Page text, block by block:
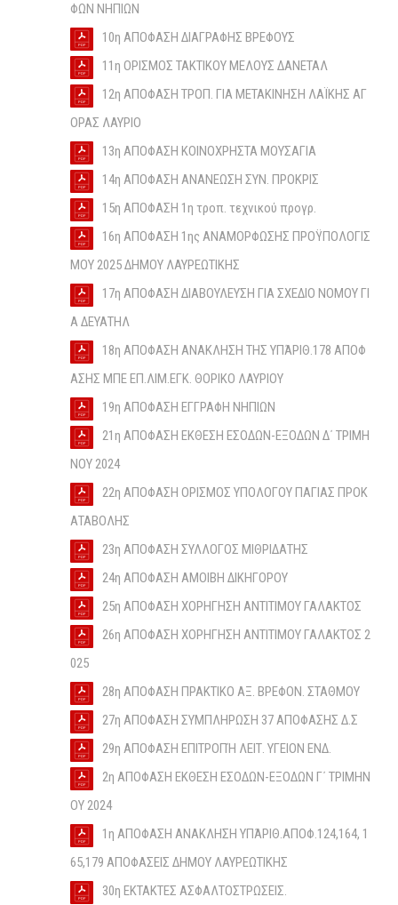
ΦΩΝ ΝΗΠΙΩΝ
10η ΑΠΟΦΑΣΗ ΔΙΑΓΡΑΦΗΣ ΒΡΕΦΟΥΣ
11η ΟΡΙΣΜΟΣ ΤΑΚΤΙΚΟΥ ΜΕΛΟΥΣ ΔΑΝΕΤΑΛ
12η ΑΠΟΦΑΣΗ ΤΡΟΠ. ΓΙΑ ΜΕΤΑΚΙΝΗΣΗ ΛΑΪΚΗΣ ΑΓ
ΟΡΑΣ ΛΑΥΡΙΟ
13η ΑΠΟΦΑΣΗ ΚΟΙΝΟΧΡΗΣΤΑ ΜΟΥΣΑΓΙΑ
14η ΑΠΟΦΑΣΗ ΑΝΑΝΕΩΣΗ ΣΥΝ. ΠΡΟΚΡΙΣ
15η ΑΠΟΦΑΣΗ 1η τροπ. τεχνικού προγρ.
16η ΑΠΟΦΑΣΗ 1ης ΑΝΑΜΟΡΦΩΣΗΣ ΠΡΟΫΠΟΛΟΓΙΣ
ΜΟΥ 2025 ΔΗΜΟΥ ΛΑΥΡΕΩΤΙΚΗΣ
17η ΑΠΟΦΑΣΗ ΔΙΑΒΟΥΛΕΥΣΗ ΓΙΑ ΣΧΕΔΙΟ ΝΟΜΟΥ ΓΙ
Α ΔΕΥΑΤΗΛ
18η ΑΠΟΦΑΣΗ ΑΝΑΚΛΗΣΗ ΤΗΣ ΥΠΆΡΙΘ.178 ΑΠΟΦ
ΑΣΗΣ ΜΠΕ ΕΠ.ΛΙΜ.ΕΓΚ. ΘΟΡΙΚΟ ΛΑΥΡΙΟΥ
19η ΑΠΟΦΑΣΗ ΕΓΓΡΑΦΗ ΝΗΠΙΩΝ
21η ΑΠΟΦΑΣΗ ΕΚΘΕΣΗ ΕΣΟΔΩΝ-ΕΞΟΔΩΝ Δ΄ ΤΡΙΜΗ
ΝΟΥ 2024
22η ΑΠΟΦΑΣΗ ΟΡΙΣΜΟΣ ΥΠΟΛΟΓΟΥ ΠΑΓΙΑΣ ΠΡΟΚ
ΑΤΑΒΟΛΗΣ
23η ΑΠΟΦΑΣΗ ΣΥΛΛΟΓΟΣ ΜΙΘΡΙΔΑΤΗΣ
24η ΑΠΟΦΑΣΗ ΑΜΟΙΒΗ ΔΙΚΗΓΟΡΟΥ
25η ΑΠΟΦΑΣΗ ΧΟΡΗΓΗΣΗ ΑΝΤΙΤΙΜΟΥ ΓΑΛΑΚΤΟΣ
26η ΑΠΟΦΑΣΗ ΧΟΡΗΓΗΣΗ ΑΝΤΙΤΙΜΟΥ ΓΑΛΑΚΤΟΣ 2
025
28η ΑΠΟΦΑΣΗ ΠΡΑΚΤΙΚΟ ΑΞ. ΒΡΕΦΟΝ. ΣΤΑΘΜΟΥ
27η ΑΠΟΦΑΣΗ ΣΥΜΠΛΗΡΩΣΗ 37 ΑΠΟΦΑΣΗΣ Δ.Σ
29η ΑΠΟΦΑΣΗ ΕΠΙΤΡΟΠΉ ΛΕΙΤ. ΥΓΕΙΟΝ ΕΝΔ.
2η ΑΠΟΦΑΣΗ ΕΚΘΕΣΗ ΕΣΟΔΩΝ-ΕΞΟΔΩΝ Γ΄ ΤΡΙΜΗΝ
ΟΥ 2024
1η ΑΠΟΦΑΣΗ ΑΝΑΚΛΗΣΗ ΥΠΆΡΙΘ.ΑΠΟΦ.124,164, 1
65,179 ΑΠΟΦΑΣΕΙΣ ΔΗΜΟΥ ΛΑΥΡΕΩΤΙΚΗΣ
30η ΕΚΤΑΚΤΕΣ ΑΣΦΑΛΤΟΣΤΡΩΣΕΙΣ.